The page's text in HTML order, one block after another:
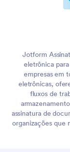
Jotform
eletrônica
empresas em
eletrônicas,
fluxos de
assinatura de
organizações que